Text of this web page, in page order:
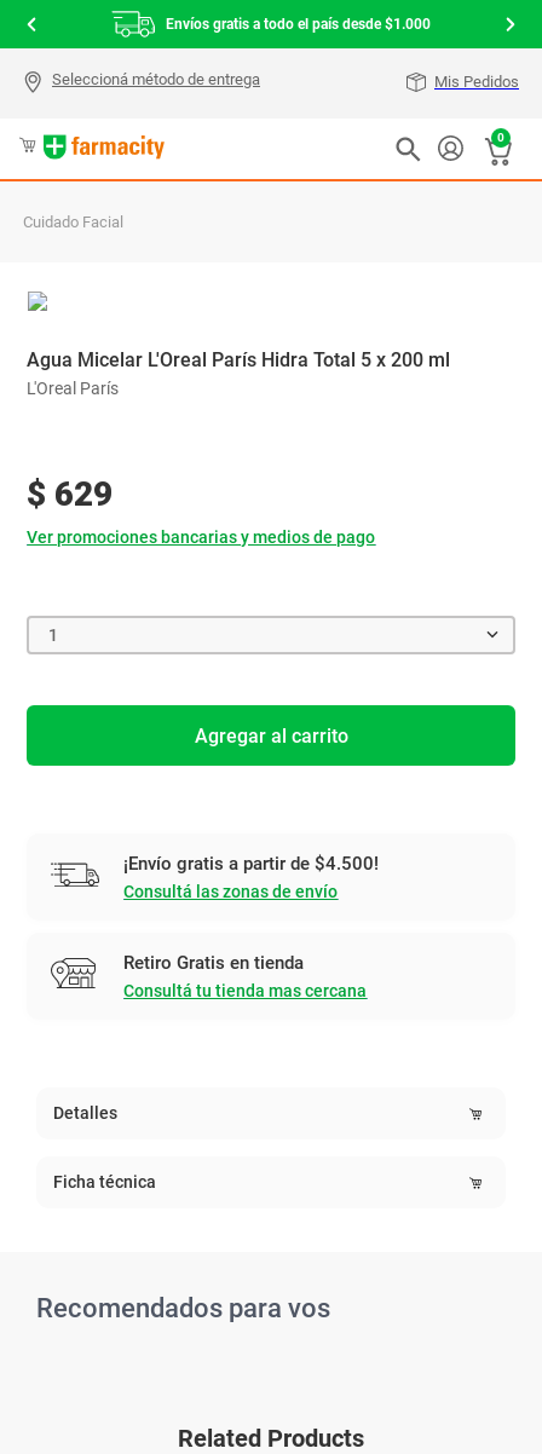
Envíos gratis a todo el país desde $1.000
Mis Pedidos
0
Cuidado Facial
Agua Micelar L'Oreal París Hidra Total 5 x 200 ml
L'Oreal París
$ 629
Ver promociones bancarias y medios de pago
1
Agregar al carrito
¡Envío gratis a partir de $4.500!
Consultá las zonas de envío
Retiro Gratis en tienda
Consultá tu tienda mas cercana
Detalles
Ficha técnica
Recomendados para vos
Related Products